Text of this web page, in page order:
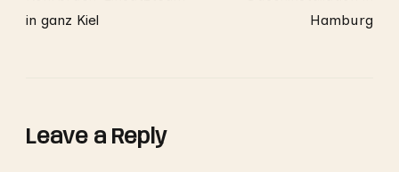
in ganz Kiel
Hamburg
Leave a Reply